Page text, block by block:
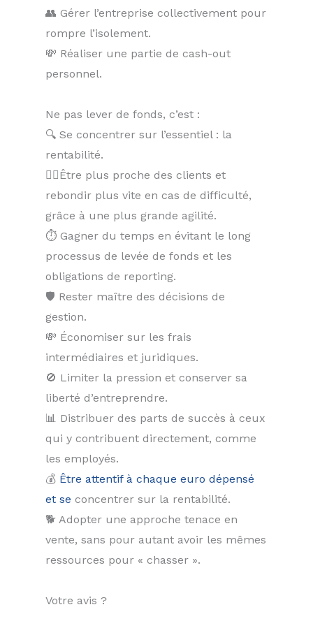
👥 Gérer l’entreprise collectivement pour
rompre l’isolement.
💸 Réaliser une partie de cash-out
personnel.
Ne pas lever de fonds, c’est :
🔍 Se concentrer sur l’essentiel : la
rentabilité.
🏃‍♂️Être plus proche des clients et
rebondir plus vite en cas de difficulté,
grâce à une plus grande agilité.
⏱ Gagner du temps en évitant le long
processus de levée de fonds et les
obligations de reporting.
🛡 Rester maître des décisions de
gestion.
💸 Économiser sur les frais
intermédiaires et juridiques.
🚫 Limiter la pression et conserver sa
liberté d’entreprendre.
📊 Distribuer des parts de succès à ceux
qui y contribuent directement, comme
les employés.
💰 Être attentif à chaque euro dépensé
et se concentrer sur la rentabilité.
🐕 Adopter une approche tenace en
vente, sans pour autant avoir les mêmes
ressources pour « chasser ».
Votre avis ?